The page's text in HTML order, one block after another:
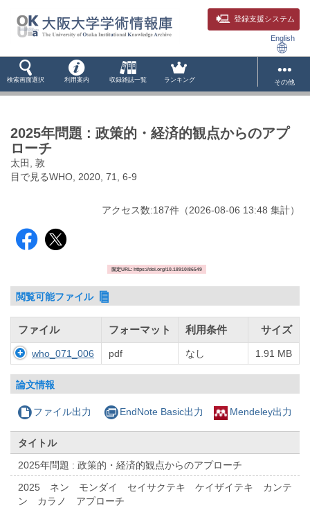
登録支援システム
English
検索画面選択 利用案内 収録雑誌一覧 ランキング その他
2025年問題 : 政策的・経済的観点からのアプ
ローチ
太田, 敦
目で見るWHO, 2020, 71, 6-9
アクセス数:187件 （2026-08-06 13:48 集計）
固定URL: https://doi.org/10.18910/86549
閲覧可能ファイル
ファイル フォーマット 利用条件 サイズ
who_071_006 pdf なし 1.91 MB
論文情報
ファイル出力 EndNote Basic出力 Mendeley出力
タイトル
2025年問題 : 政策的・経済的観点からのアプローチ
2025 ネン モンダイ セイサクテキ ケイザイテキ カンテ
ン カラノ アプローチ